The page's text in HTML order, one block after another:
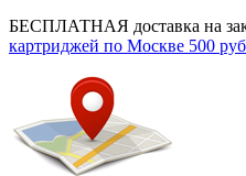
БЕСПЛАТНАЯ доставка на
картриджей по Москве 500